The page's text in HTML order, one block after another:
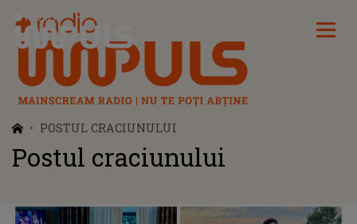
Radio Impuls
POSTUL CRACIUNULUI
Postul craciunului